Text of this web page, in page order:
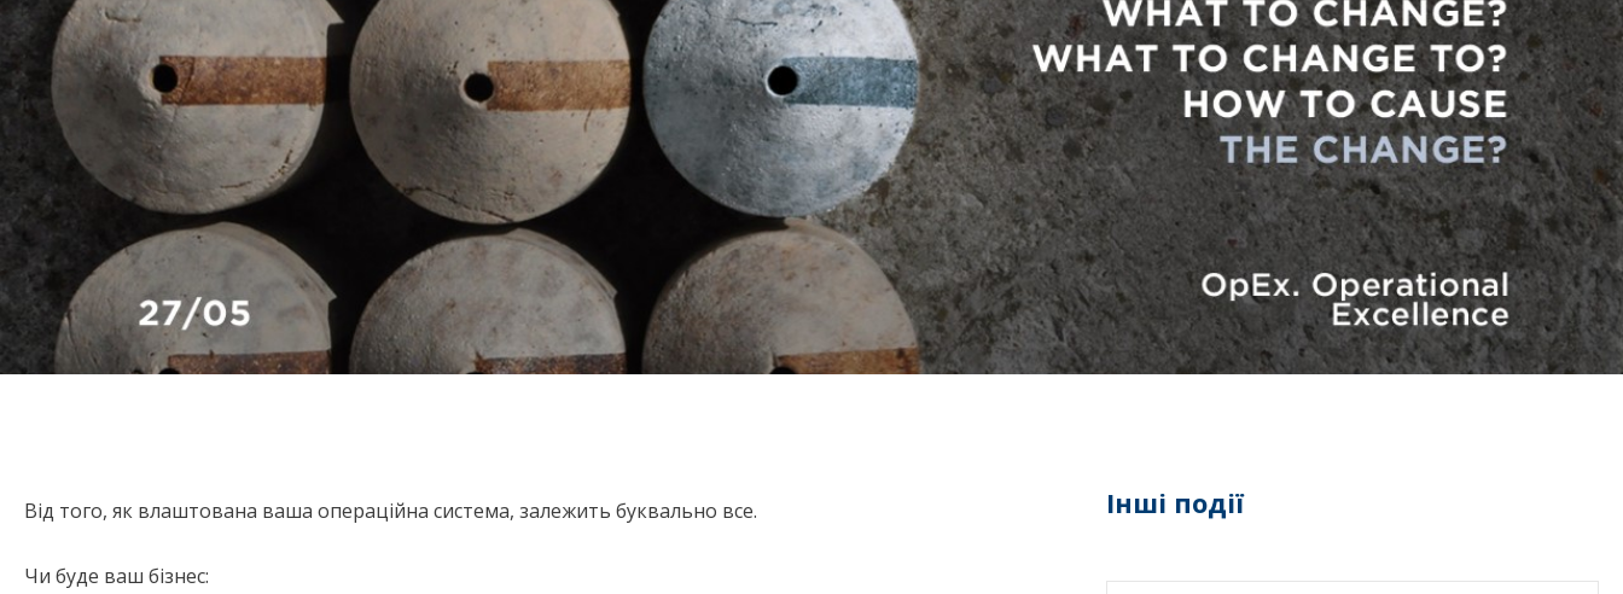
Від того, як влаштована ваша операційна система, залежить буквально все.
Чи буде ваш бізнес:
Інші події